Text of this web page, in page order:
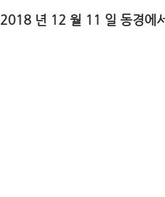
2018 년 12 월 11 일 동경에